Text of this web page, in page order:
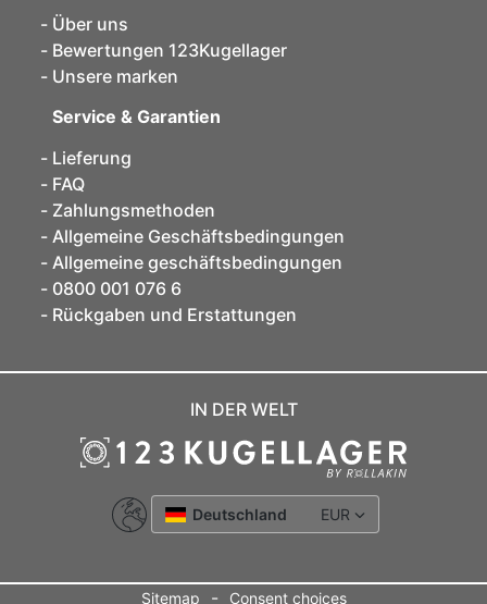
Über uns
Bewertungen 123Kugellager
Unsere marken
Service & Garantien
Lieferung
FAQ
Zahlungsmethoden
Allgemeine Geschäftsbedingungen
Allgemeine geschäftsbedingungen
0800 001 076 6
Rückgaben und Erstattungen
IN DER WELT
Deutschland EUR
Sitemap - Consent choices